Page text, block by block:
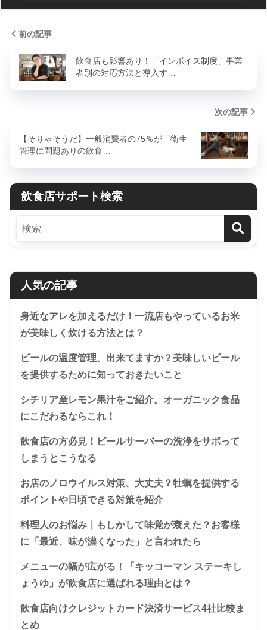
前の記事
飲食店も影響あり！「インボイス制度」事業
者別の対応方法と導入す…
次の記事
【そりゃそうだ】一般消費者の75％が「衛生
管理に問題ありの飲食…
飲食店サポート検索
人気の記事
身近なアレを加えるだけ！一流店もやっているお米
が美味しく炊ける方法とは？
ビールの温度管理、出来てますか？美味しいビール
を提供するために知っておきたいこと
シチリア産レモン果汁をご紹介。オーガニック食品
にこだわるならこれ！
飲食店の方必見！ビールサーバーの洗浄をサボって
しまうとこうなる
お店のノロウイルス対策、大丈夫？牡蠣を提供する
ポイントや日頃できる対策を紹介
料理人のお悩み｜もしかして味覚が衰えた？お客様
に「最近、味が濃くなった」と言われたら
メニューの幅が広がる！「キッコーマン ステーキし
ょうゆ」が飲食店に選ばれる理由とは？
飲食店向けクレジットカード決済サービス4社比較ま
とめ